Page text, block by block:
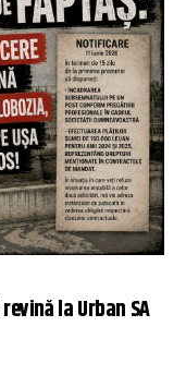
la Urban SA